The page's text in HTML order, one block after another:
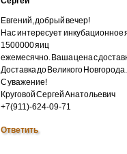
Евгений, добрый вечер!
Нас интересует инкубационное
1500000 яиц
ежемесячно. Ваша цена с
Доставка до Великого Новгорода.
С уважение!
Круговой Сергей Анатольевич
+7(911)-624-09-71
Ответить